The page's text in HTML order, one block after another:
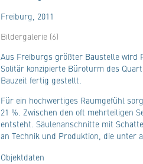
Freiburg, 2011
Bildergalerie (6)
Aus Freiburgs größter Baustelle wird
Solitär konzipierte Büroturm des
Bauzeit fertig gestellt.
Für ein hochwertiges Raumgefühl
21 %. Zwischen den oft mehrteiligen
entsteht. Säulenanschnitte mit
an Technik und Produktion, die unter
Objektdaten